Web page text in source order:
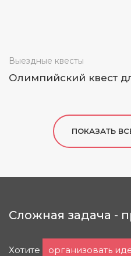
Выездные квесты
Олимпийский квест
ПОКАЗАТЬ
Сложная задача -
Хотите организовать